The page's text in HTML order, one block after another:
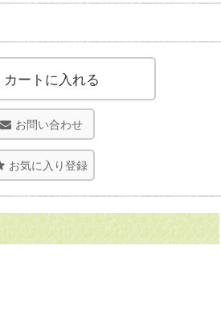
カートに入れる
お問い合わせ
お気に入り登録